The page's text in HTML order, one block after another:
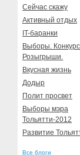
Сейчас скажу
Активный отдых
IT-баранки
Выборы.
Розыгрыши.
Вкусная жизнь
Додыр
Полит просвет
Выборы мэра
Тольятти-2012
Развитие
Все блоги